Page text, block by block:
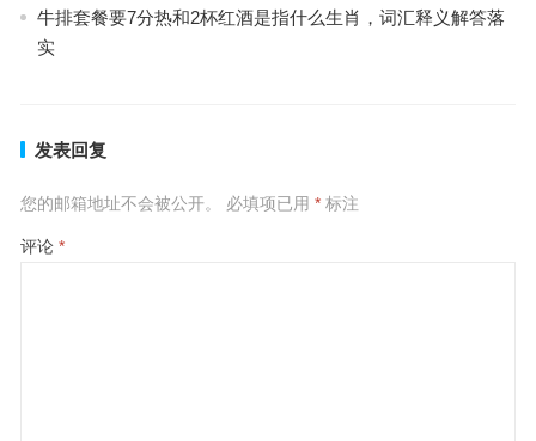
牛排套餐要7分热和2杯红酒是指什么生肖，词汇释义解答落
实
发表回复
您的邮箱地址不会被公开。 必填项已用 *标注
评论 *